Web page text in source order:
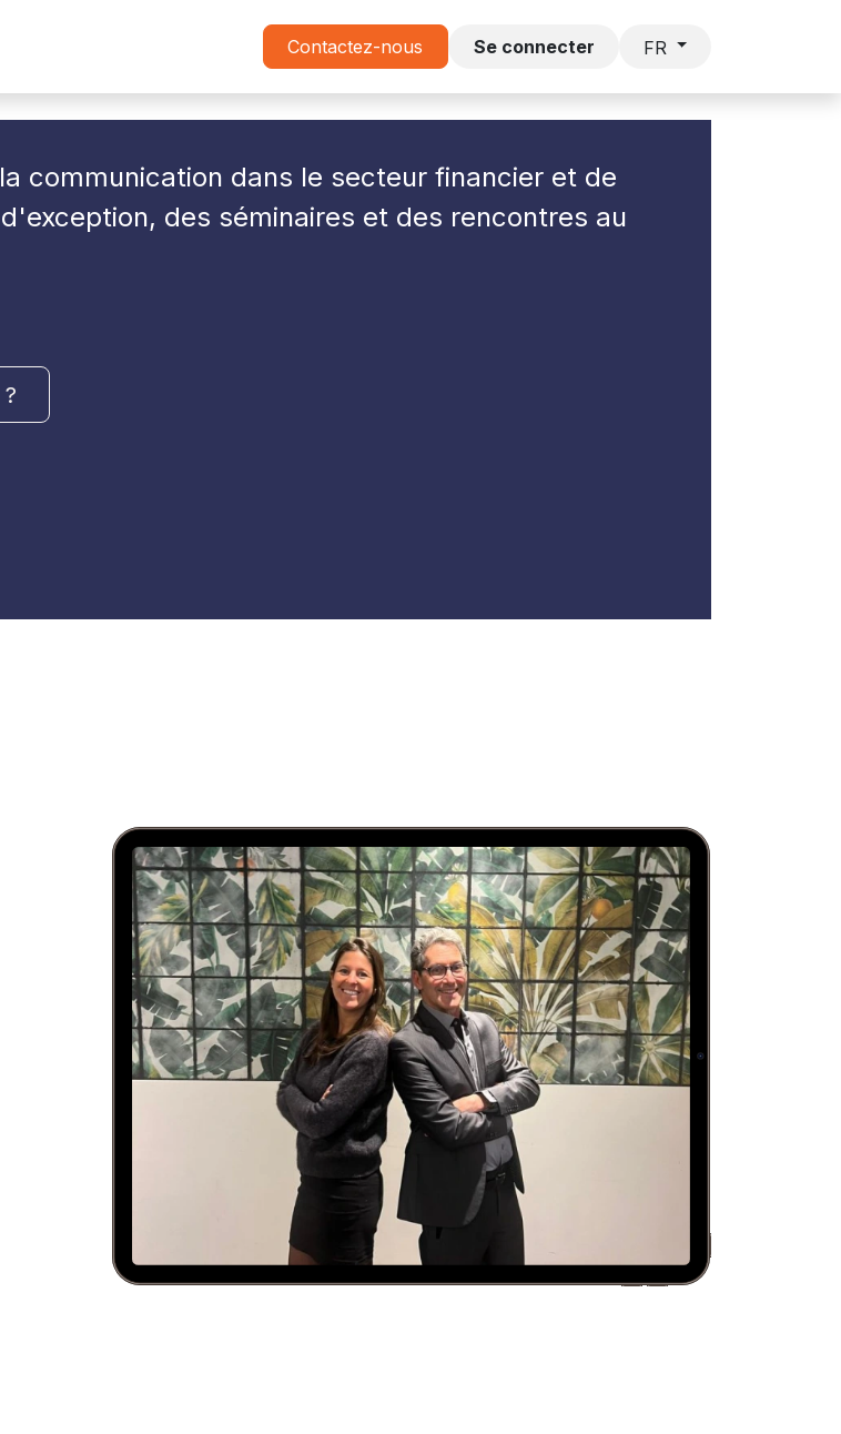
Petits Déjeuners Lettre DECAVI
Contactez-nous Se connecter FR
communication dans le secteur financier et de
des séminaires et des rencontres au